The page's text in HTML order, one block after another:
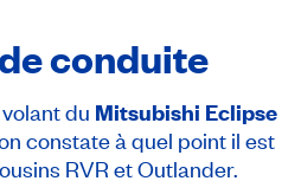
conduite
du Mitsubishi Eclipse
constate à quel point il est
RVR et Outlander.